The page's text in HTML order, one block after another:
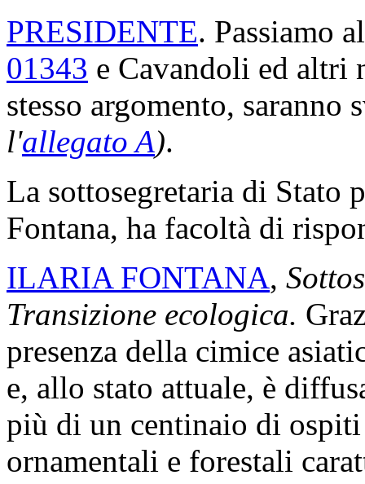
PRESIDENTE. Passiamo
01343 e Cavandoli ed altri
stesso argomento,
l'allegato A).
La sottosegretaria di Stato
Fontana, ha facoltà di
ILARIA FONTANA,
Transizione ecologica.
presenza della cimice
e, allo stato attuale, è
più di un centinaio di
ornamentali e forestali